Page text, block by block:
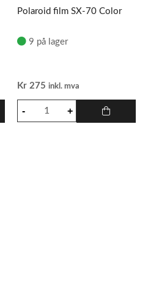
Polaroid film SX-70 Color
9 på lager
Kr 275 inkl. mva